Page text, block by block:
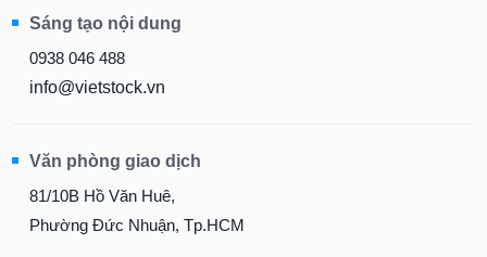
Sáng tạo nội dung
0938 046 488
info@vietstock.vn
Văn phòng giao dịch
81/10B Hồ Văn Huê,
Phường Đức Nhuận, Tp.HCM